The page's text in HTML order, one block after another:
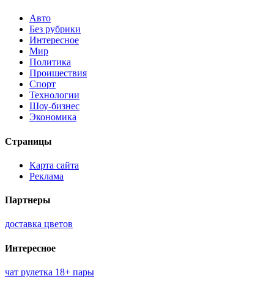
Авто
Без рубрики
Интересное
Мир
Политика
Проишествия
Спорт
Технологии
Шоу-бизнес
Экономика
Страницы
Карта сайта
Реклама
Партнеры
доставка цветов
Интересное
чат рулетка 18+ пары